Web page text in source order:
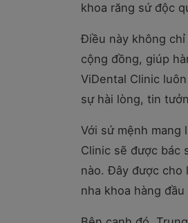
khoa răng sứ độc
Điều này không
cộng đồng, giúp
ViDental Clinic
sự hài lòng, tin
Với sứ mệnh mang
Clinic sẽ được bác
nào. Đây được cho
nha khoa hàng